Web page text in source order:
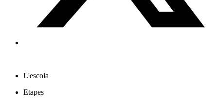
L'escola
Etapes